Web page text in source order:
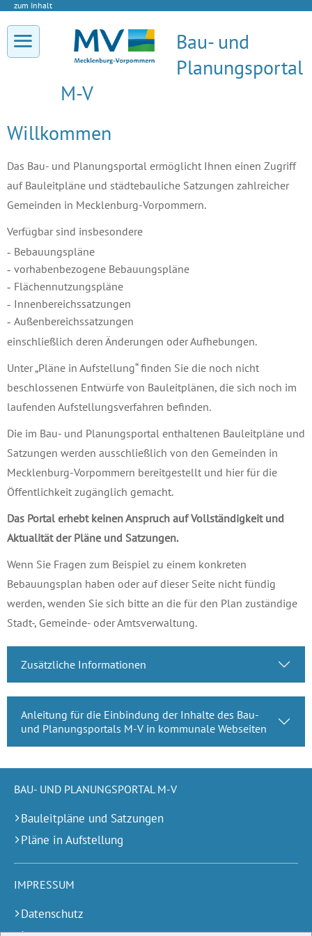
zum Inhalt
Bau- und
Planungsportal
M-V
Willkommen
Das Bau- und Planungsportal ermöglicht Ihnen einen Zugriff
auf Bauleitpläne und städtebauliche Satzungen zahlreicher
Gemeinden in Mecklenburg-Vorpommern.
Verfügbar sind insbesondere
Bebauungspläne
vorhabenbezogene Bebauungspläne
Flächennutzungspläne
Innenbereichssatzungen
Außenbereichssatzungen
einschließlich deren Änderungen oder Aufhebungen.
Unter „Pläne in Aufstellung“ finden Sie die noch nicht
beschlossenen Entwürfe von Bauleitplänen, die sich noch im
laufenden Aufstellungsverfahren befinden.
Die im Bau- und Planungsportal enthaltenen Bauleitpläne und
Satzungen werden ausschließlich von den Gemeinden in
Mecklenburg-Vorpommern bereitgestellt und hier für die
Öffentlichkeit zugänglich gemacht.
Das Portal erhebt keinen Anspruch auf Vollständigkeit und
Aktualität der Pläne und Satzungen.
Wenn Sie Fragen zum Beispiel zu einem konkreten
Bebauungsplan haben oder auf dieser Seite nicht fündig
werden, wenden Sie sich bitte an die für den Plan zuständige
Stadt-, Gemeinde- oder Amtsverwaltung.
Zusätzliche Informationen
Anleitung für die Einbindung der Inhalte des Bau-
und Planungsportals M-V in kommunale Webseiten
BAU- UND PLANUNGSPORTAL M-V
Bauleitpläne und Satzungen
Pläne in Aufstellung
IMPRESSUM
Datenschutz